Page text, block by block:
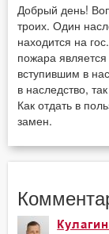
Добрый день!
троих. Один
находится на
пожара
вступившим в
в наследство,
Как отдать в
замен.